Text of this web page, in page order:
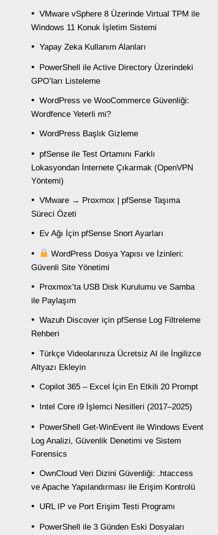
VMware vSphere 8 Üzerinde Virtual TPM ile
Windows 11 Konuk İşletim Sistemi
Yapay Zeka Kullanım Alanları
PowerShell ile Active Directory Üzerindeki
GPO’ları Listeleme
WordPress ve WooCommerce Güvenliği:
Wordfence Yeterli mi?
WordPress Başlık Gizleme
pfSense ile Test Ortamını Farklı
Lokasyondan İnternete Çıkarmak (OpenVPN
Yöntemi)
VMware → Proxmox | pfSense Taşıma
Süreci Özeti
Ev Ağı İçin pfSense Snort Ayarları
WordPress Dosya Yapısı ve İzinleri:
Güvenli Site Yönetimi
Proxmox’ta USB Disk Kurulumu ve Samba
ile Paylaşım
Wazuh Discover için pfSense Log Filtreleme
Rehberi
Türkçe Videolarınıza Ücretsiz AI ile İngilizce
Altyazı Ekleyin
Copilot 365 – Excel İçin En Etkili 20 Prompt
Intel Core i9 İşlemci Nesilleri (2017–2025)
PowerShell Get-WinEvent ile Windows Event
Log Analizi, Güvenlik Denetimi ve Sistem
Forensics
OwnCloud Veri Dizini Güvenliği: .htaccess
ve Apache Yapılandırması ile Erişim Kontrolü
URL IP ve Port Erişim Testi Programı
PowerShell ile 3 Günden Eski Dosyaları